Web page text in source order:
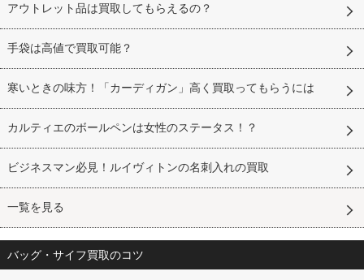
アウトレット品は買取してもらえるの？
手袋は高値で買取可能？
寒いときの味方！「カーディガン」高く買取ってもらうには
カルティエのボールペンは女性のステータス！？
ビジネスマン必見！ルイヴィトンの名刺入れの買取
一覧を見る
バッグ・サイフ買取のコツ